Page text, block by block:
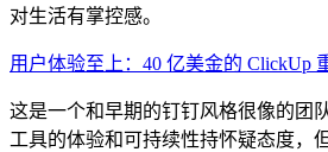
对生活有掌控感。
用户体验至上：40 亿美金的 ClickUp
这是一个和早期的钉钉风格很像的团
工具的体验和可持续性持怀疑态度，